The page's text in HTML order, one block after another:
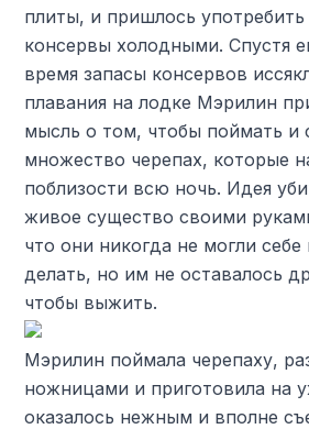
плиты, и пришлось
консервы холодными. Спустя
время запасы консервов
плавания на лодке Мэрилин
мысль о том, чтобы поймать и
множество черепах, которые
поблизости всю ночь. Идея
живое существо своими
что они никогда не могли себе
делать, но им не оставалось
чтобы выжить.
Мэрилин поймала черепаху,
ножницами и приготовила на
оказалось нежным и вполне